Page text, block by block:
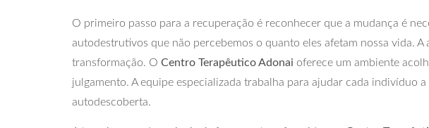
O primeiro passo para a recuperação é reconhecer que a mudança é
autodestrutivos que não percebemos o quanto eles afetam nossa vida.
transformação. O Centro Terapêutico Adonai oferece um ambiente
julgamento. A equipe especializada trabalha para ajudar cada indivíduo
autodescoberta.